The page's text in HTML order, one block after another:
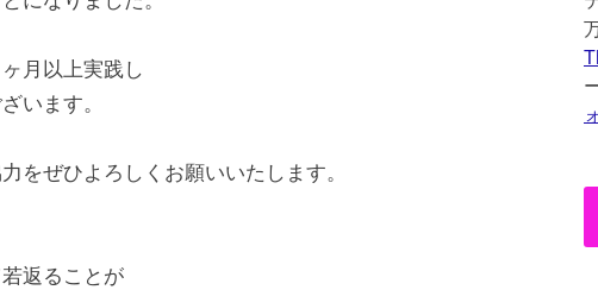
月以上実践し
います。
をぜひよろしくお願いいたします。
返ることが